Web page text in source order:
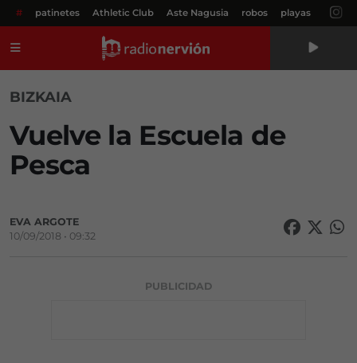
# patinetes Athletic Club Aste Nagusia robos playas
BIZKAIA
Vuelve la Escuela de
Pesca
EVA ARGOTE
10/09/2018 • 09:32
PUBLICIDAD